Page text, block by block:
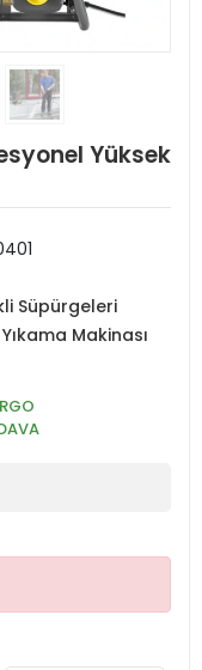
Yüksek
Süpürgeleri
Yıkama Makinası